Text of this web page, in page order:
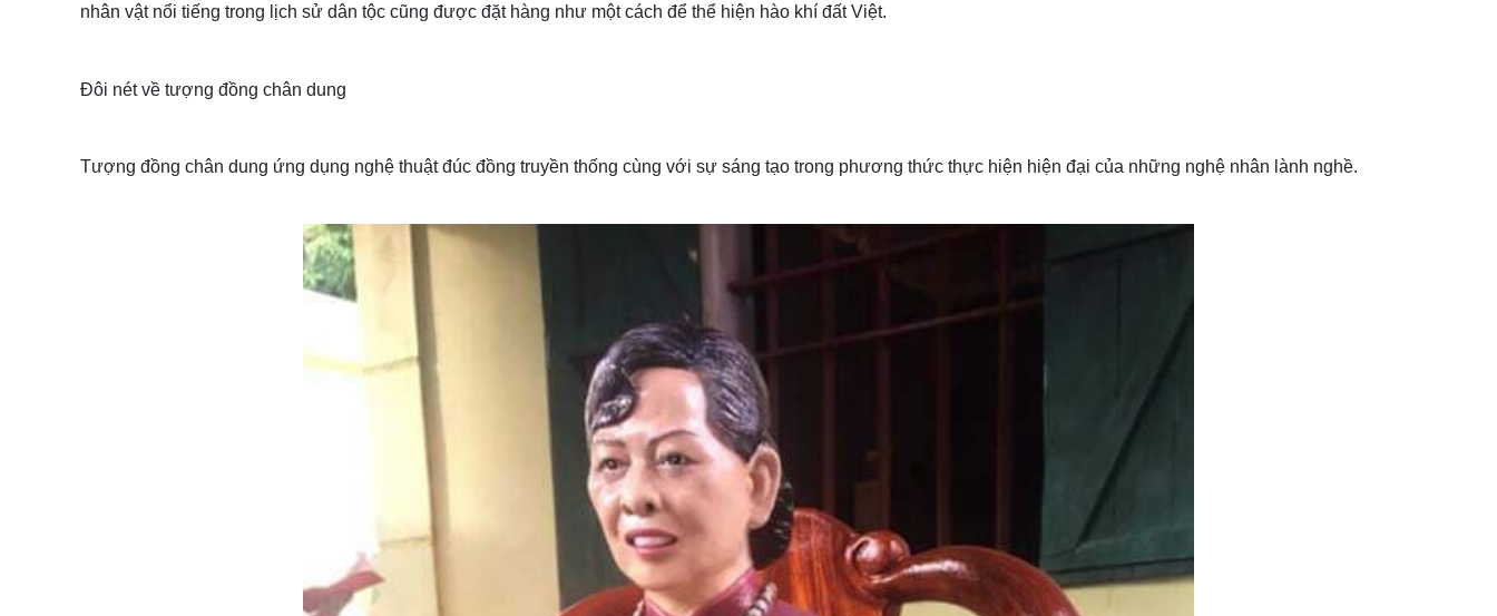
nhân vật nổi tiếng trong lịch sử dân tộc cũng được đặt hàng như một cách để thể hiện hào khí đất Việt.
Đôi nét về tượng đồng chân dung
Tượng đồng chân dung ứng dụng nghệ thuật đúc đồng truyền thống cùng với sự sáng tạo trong phương thức thực hiện hiện đại của những nghệ nhân lành nghề.